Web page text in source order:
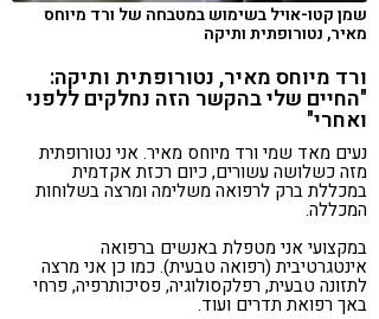
שמן קטו-אויל בשימוש במטבחה של ורד מיוחס
מאיר, נטורופתית ותיקה
ורד מיוחס מאיר, נטורופתית ותיקה:
"החיים שלי בהקשר הזה נחלקים ללפני
ואחרי"
נעים מאד שמי ורד מיוחס מאיר. אני נטורופתית
מזה כשלושה עשורים, כיום רכזת אקדמית
במכללת ברק לרפואה משלימה ומרצה בשלוחות
המכללה.
במקצועי אני מטפלת באנשים ברפואה
אינטגרטיבית (רפואה טבעית). כמו כן אני מרצה
לתזונה טבעית, רפלקסולוגיה, פסיכותרפיה, פרחי
באך רפואת תדרים ועוד.